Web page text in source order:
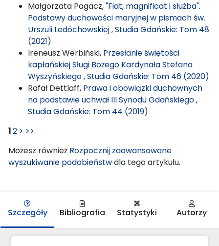
Małgorzata Pagacz,"Fiat, magnificat i służba".
Podstawy duchowości maryjnej w pismach św.
Urszuli Ledóchowskiej,Studia Gdańskie: Tom 48
(2021)
Ireneusz Werbiński, Przesłanie świętości
kapłańskiej Sługi Bożego Kardynała Stefana
Wyszyńskiego,Studia Gdańskie: Tom 46 (2020)
Rafał Dettlaff, Prawa i obowiązki duchownych
na podstawie uchwał III Synodu Gdańskiego,
Studia Gdańskie: Tom 44 (2019)
12 > >>
Możesz również Rozpocznij zaawansowane
wyszukiwanie podobieństwdla tego artykułu.
Szczegóły Bibliografia Statystyki Autorzy